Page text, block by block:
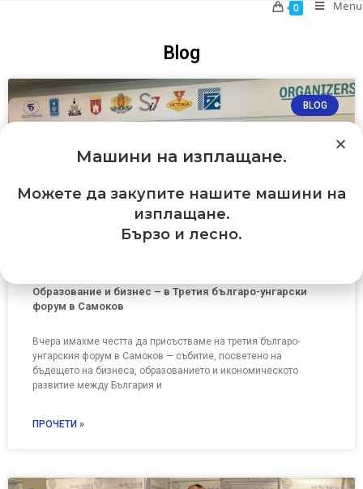
0 Menu
Blog
BLOG
Образование и бизнес – в Третия българо-унгарски
форум в Самоков
Вчера имахме честта да присъстваме на третия българо-
унгарския форум в Самоков — събитие, посветено на
бъдещето на бизнеса, образованието и икономическото
развитие между България и
ПРОЧЕТИ »
Машини на изплащане.
Можете да закупите нашите машини на
изплащане.
Бързо и лесно.